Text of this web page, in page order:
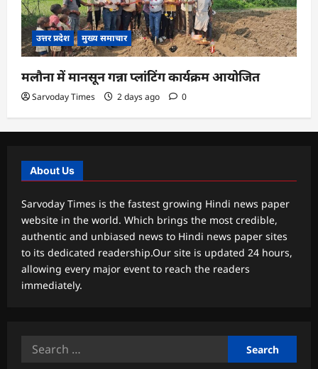
उत्तर प्रदेश मुख्य समाचार
मलौना में मानसून गन्ना प्लांटिंग कार्यक्रम आयोजित
Sarvoday Times 2 days ago 0
About Us
Sarvoday Times is the fastest growing Hindi news paper
website in the world. Which brings the most credible,
authentic and unbiased news to Hindi news paper sites
to its dedicated readership.Our site is updated 24 hours,
allowing every major event to reach the readers
immediately.
Search